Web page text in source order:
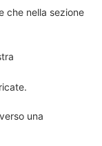
che nella sezione
una